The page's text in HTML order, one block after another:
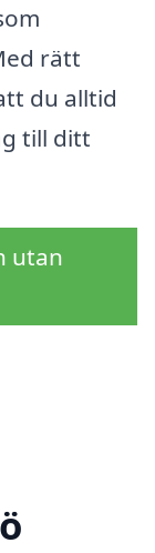
rätt
du alltid
till ditt
utan